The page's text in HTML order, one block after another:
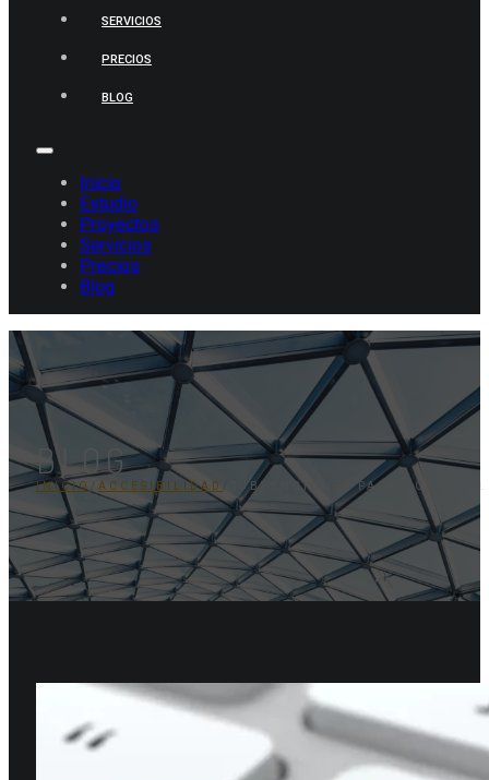
SERVICIOS
PRECIOS
BLOG
Inicio
Estudio
Proyectos
Servicios
Precios
Blog
BLOG
INICIO ACCESIBILIDAD SUBVENCIONES PARA